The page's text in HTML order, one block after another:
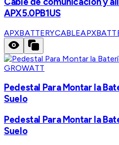
APX5.0PB1US
APXBATTERYCABLE
GROWATT
Pedestal Para Montar la
Suelo
Pedestal Para Montar la
Suelo